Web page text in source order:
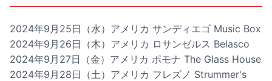
2024年9月25日（水）アメリカ サンディエゴ Music Box
2024年9月26日（木）アメリカ ロサンゼルス Belasco
2024年9月27日（金）アメリカ ポモナ The Glass House
2024年9月28日（土）アメリカ フレズノ Strummer's